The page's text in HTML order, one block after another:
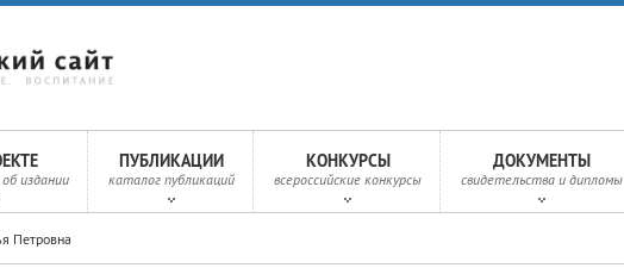
издании
ПУБЛИКАЦИИ
каталог публикаций
КОНКУРСЫ
всероссийские конкурсы
ДОКУМЕНТЫ
свидетельства и дипломы
Петровна